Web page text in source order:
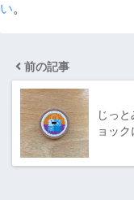
い。
前の記事
じっ
ョッ